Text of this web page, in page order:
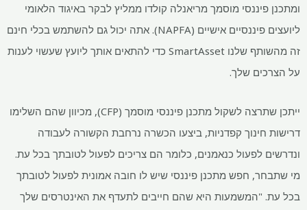
ומתכנן פיננסי מוסמך מריאנלה קולדו ממליץ לבקר באיגוד הלאומי
ליועצים פיננסיים אישיים (NAPFA). אתה יכול גם להשתמש בכלי חינם
זה מהשותף שלנו SmartAsset כדי להתאים אותך ליועץ שעשוי לענות
על הצרכים שלך.
ייתכן שתרצה לשקול מתכנן פיננסי מוסמך (CFP), מכיוון שהם השלימו
דרישות חינוך קפדניות, ביצעו הכשרה נרחבת הקשורה לעבודה
ונדרשים לפעול כנאמנים, כלומר הם צריכים לפעול לטובתך בכל עת.
מי שתבחר, חפש מתכנן פיננסי שיש לו חובה אמונית לפעול לטובתך
בכל עת. "המשמעות היא שהם חייבים לתעדף את האינטרסים שלך